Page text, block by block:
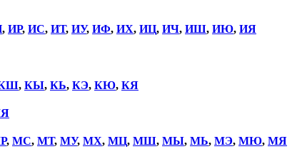
, ИР, ИС, ИТ, ИУ, ИФ, ИХ, ИЦ, ИЧ, ИШ, ИЮ, ИЯ
, КЫ, КЬ, КЭ, КЮ, КЯ
, МС, МТ, МУ, МХ, МЦ, МШ, МЫ, МЬ, МЭ, МЮ, МЯ